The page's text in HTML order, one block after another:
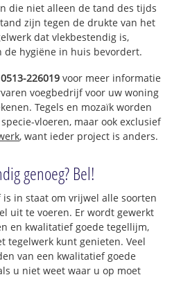
die niet alleen de tand des tijds
zijn tegen de drukte van het
dat vlekbestendig is,
de hygiëne in huis bevordert.
226019 voor meer informatie
voegbedrijf voor uw woning
Tegels en mozaïk worden
vloeren, maar ook exclusief
, want ieder project is anders.
genoeg? Bel!
in staat om vrijwel alle soorten
uit te voeren. Er wordt gewerkt
en kwalitatief goede tegellijm,
tegelwerk kunt genieten. Veel
van een kwalitatief goede
u niet weet waar u op moet